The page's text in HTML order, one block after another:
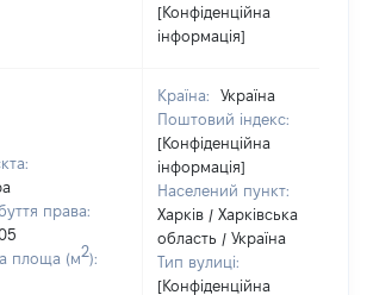
[Конфіденційна
інформація]
права:
площа (м2):
Країна:
Україна
Поштовий індекс:
[Конфіденційна
інформація]
Населений пункт:
Харків / Харківська
область / Україна
Тип вулиці:
[Конфіденційна